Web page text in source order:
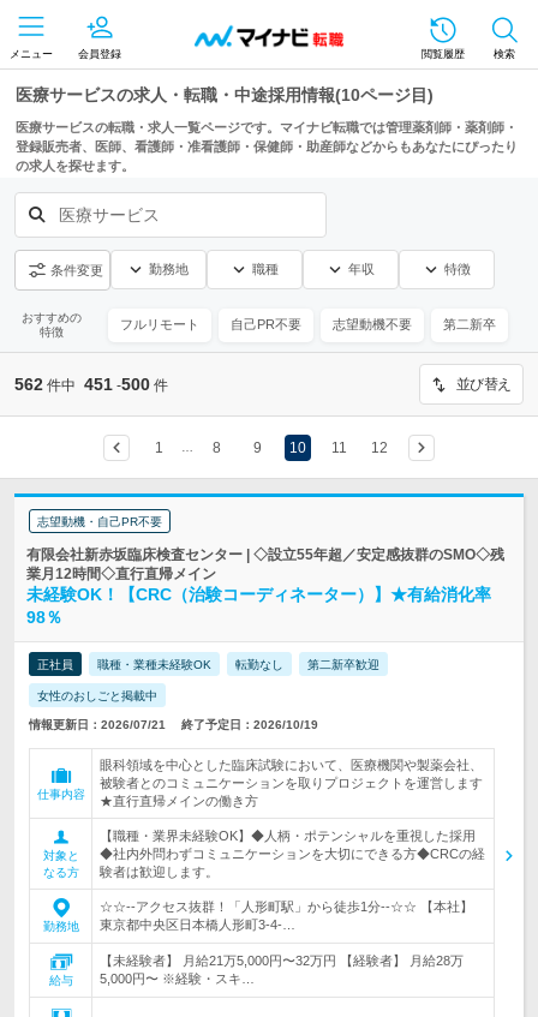
メニュー 会員登録 閲覧履歴 検索
医療サービスの求人・転職・中途採用情報(10ページ目)
医療サービスの転職・求人一覧ページです。マイナビ転職では管理薬剤師・薬剤師・
登録販売者、医師、看護師・准看護師・保健師・助産師などからもあなたにぴったり
の求人を探せます。
医療サービス
条件変更 勤務地 職種 年収 特徴
おすすめの
特徴
フルリモート 自己PR不要 志望動機不要 第二新卒
562 件中 451 -500 件 並び替え
1 8 9 10 11 12
志望動機・自己PR不要
有限会社新赤坂臨床検査センター | ◇設立55年超／安定感抜群のSMO◇残
業月12時間◇直行直帰メイン
未経験OK！【CRC（治験コーディネーター）】★有給消化率
98％
正社員 職種・業種未経験OK 転勤なし 第二新卒歓迎
女性のおしごと掲載中
情報更新日：2026/07/21 終了予定日：2026/10/19
仕事内容
眼科領域を中心とした臨床試験において、医療機関や製薬会社、
被験者とのコミュニケーションを取りプロジェクトを運営します
★直行直帰メインの働き方
対象と
なる方
【職種・業界未経験OK】◆人柄・ポテンシャルを重視した採用
◆社内外問わずコミュニケーションを大切にできる方◆CRCの経
験者は歓迎します。
勤務地
☆☆--アクセス抜群！「人形町駅」から徒歩1分--☆☆ 【本社】
東京都中央区日本橋人形町3-4-…
給与
【未経験者】 月給21万5,000円〜32万円 【経験者】 月給28万
5,000円〜 ※経験・スキ…